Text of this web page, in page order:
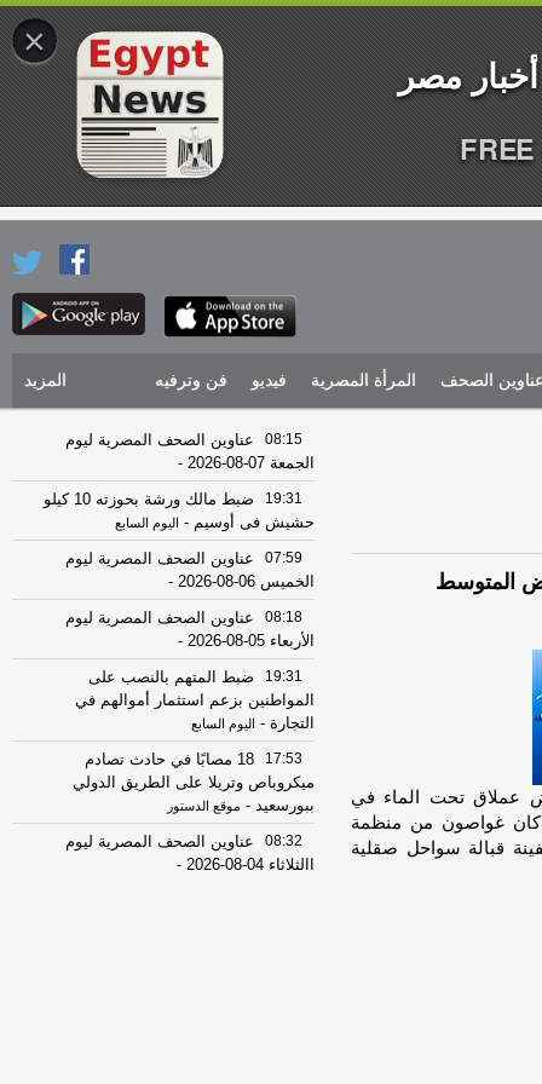
الصحف المرأة المصرية فيديو فن وترفيه المزيد
المتوسط
عملاق تحت الماء في
كان غواصون من منظمة
قبالة سواحل صقلية
08:15
عناوين الصحف المصرية ليوم
الجمعة 07-08-2026
-
19:31
ضبط مالك ورشة بحوزته 10 كيلو
حشيش فى أوسيم - اليوم السابع
07:59
عناوين الصحف المصرية ليوم
الخميس 06-08-2026
-
08:18
عناوين الصحف المصرية ليوم
الأربعاء 05-08-2026
-
19:31
ضبط المتهم بالنصب على
المواطنين بزعم استثمار أموالهم في
التجارة - اليوم السابع
17:53
18 مصابًا في حادث تصادم
ميكروباص وتريلا على الطريق الدولي
ببورسعيد - موقع الدستور
08:32
عناوين الصحف المصرية ليوم
االثلاثاء 04-08-2026
-
×